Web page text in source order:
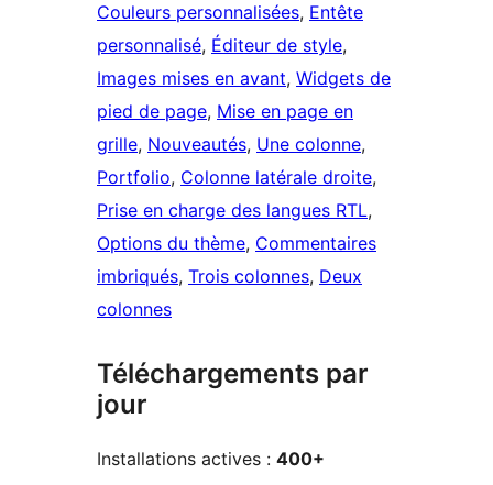
Couleurs personnalisées, Entête
personnalisé, Éditeur de style
Images mises en avant, Widgets de
pied de page, Mise en page en
grille, Nouveautés, Une colonne
Portfolio, Colonne latérale droite
Prise en charge des langues RTL
Options du thème, Commentaires
imbriqués, Trois colonnes, Deux
colonnes
Téléchargements par
jour
Installations actives : 400+